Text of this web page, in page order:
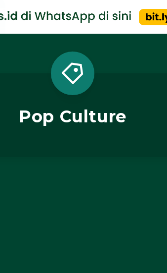
Pop Culture